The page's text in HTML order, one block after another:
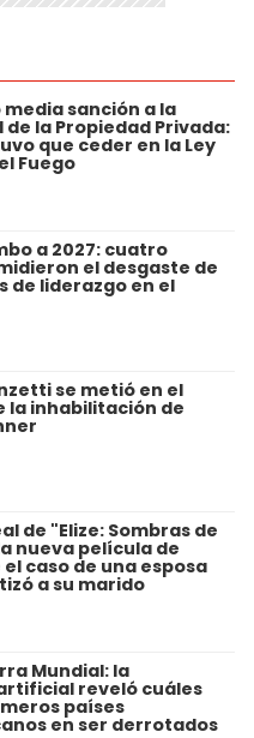
media sanción a la
la Propiedad Privada:
que ceder en la Ley
Fuego
a 2027: cuatro
el desgaste de
de liderazgo en el
se metió en el
la inhabilitación de
de "Elize: Sombras de
nueva película de
caso de una esposa
a su marido
Mundial: la
reveló cuáles
países
en ser derrotados